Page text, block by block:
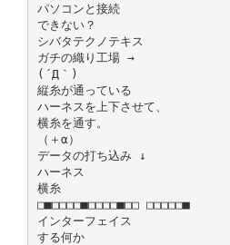
パソコンと接続
できない？
シバタテクノテキス
ガチの織り工場 →
(´Д｀)
縦糸が通っている
ハーネスを上下させて、
横糸を通す。
（＋α）
データの打ち込み ↓
ハーネス
横糸
□■□□□□■□□□□■□□ □□□□□■
インターフェイス
する何か